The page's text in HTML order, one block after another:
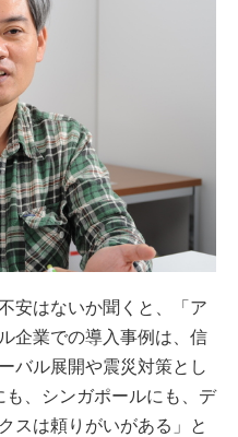
安はないか聞くと、「ア
企業での導入事例は、信
バル展開や震災対策とし
、シンガポールにも、デ
スは頼りがいがある」と